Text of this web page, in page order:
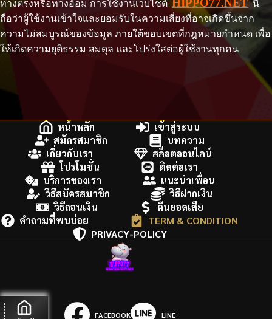
ทางตรงหรือทางอ้อม การใช้งานเว็บไซต์ HIPPO77.NETนี้
ถือว่าผู้ใช้งานเข้าใจและยอมรับในความเสี่ยงที่อาจเกิดขึ้นจาก
ความไม่สมบูรณ์ของข้อมูล ภายใต้ขอบเขตที่กฎหมายกำหนด เพื่อ
ให้เกิดความยุติธรรม สมดุล และโปร่งใสต่อผู้ใช้งานทุกคน
หน้าหลัก
เข้าสู่ระบบ
สมัครสมาชิก
บทความ
เกี่ยวกับเรา
สล็อตออนไลน์
โปรโมชั่น
ติดต่อเรา
บริการของเรา
แนะนำเพื่อน
วิธีสมัครสมาชิก
วิธีฝากเงิน
วิธีถอนเงิน
คืนยอดเสีย
คำถามที่พบบ่อย
TERM & CONDITION
PRIVACY-POLICY
FACEBOOK LINE